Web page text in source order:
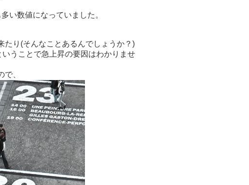
い数値になっていました。
たり(そんなことあるんでしょうか？)
うことで急上昇の要因はわかりませ
、